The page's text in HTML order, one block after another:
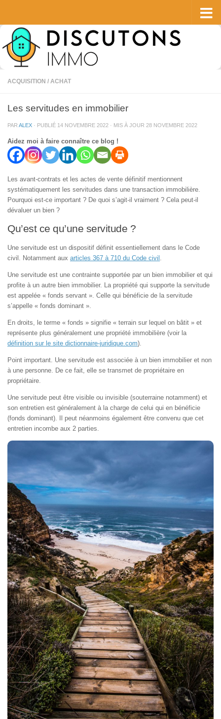
ACQUISITION / ACHAT
Les servitudes en immobilier
PAR ALEX · PUBLIÉ 14 NOVEMBRE 2022 · MIS À JOUR 28 NOVEMBRE 2022
Aidez moi à faire connaître ce blog !
Les avant-contrats et les actes de vente définitif mentionnent
systématiquement les servitudes dans une transaction immobilière.
Pourquoi est-ce important ? De quoi s’agit-il vraiment ? Cela peut-il
dévaluer un bien ?
Qu’est ce qu’une servitude ?
Une servitude est un dispositif définit essentiellement dans le Code
civil. Notamment aux articles 367 à 710 du Code civil
Une servitude est une contrainte supportée par un bien immobilier et qui
profite à un autre bien immobilier. La propriété qui supporte la servitude
est appelée « fonds servant ». Celle qui bénéficie de la servitude
s’appelle « fonds dominant ».
En droits, le terme « fonds » signifie « terrain sur lequel on bâtit » et
représente plus généralement une propriété immobilière (voir la
définition sur le site dictionnaire-juridique.com).
Point important. Une servitude est associée à un bien immobilier et non
à une personne. De ce fait, elle se transmet de propriétaire en
propriétaire.
Une servitude peut être visible ou invisible (souterraine notamment) et
son entretien est généralement à la charge de celui qui en bénéficie
(fonds dominant). Il peut néanmoins également être convenu que cet
entretien incombe aux 2 parties.